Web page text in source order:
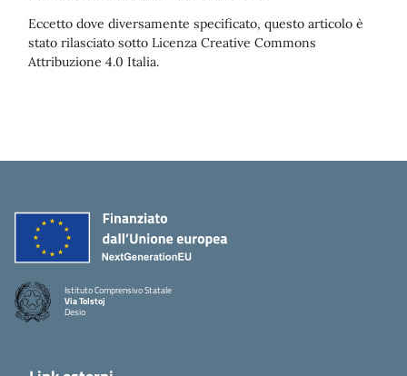
Eccetto dove diversamente specificato, questo articolo è
stato rilasciato sotto Licenza Creative Commons
Attribuzione 4.0 Italia.
Istituto Comprensivo Statale
Via Tolstoj
Desio